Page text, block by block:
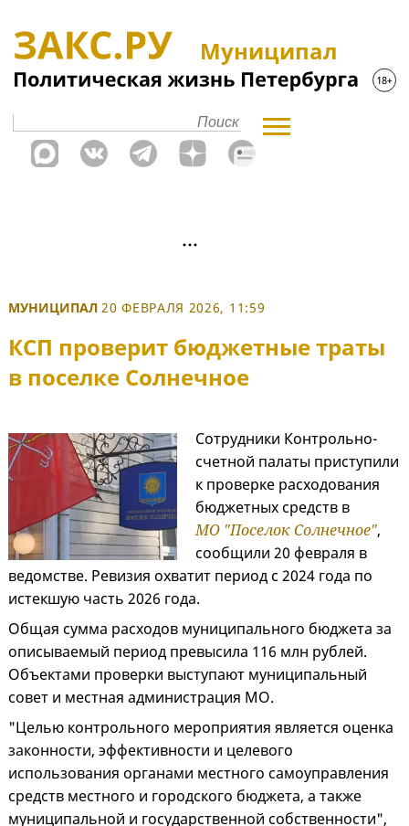
Муниципал
МУНИЦИПАЛ 20 ФЕВРАЛЯ 2026, 11:59
КСП проверит бюджетные траты
в поселке Солнечное
Сотрудники Контрольно-
счетной палаты приступили
к проверке расходования
бюджетных средств в
МО "Поселок Солнечное",
сообщили 20 февраля в
ведомстве. Ревизия охватит период с 2024 года по
истекшую часть 2026 года.
Общая сумма расходов муниципального бюджета за
описываемый период превысила 116 млн рублей.
Объектами проверки выступают муниципальный
совет и местная администрация МО.
"Целью контрольного мероприятия является оценка
законности, эффективности и целевого
использования органами местного самоуправления
средств местного и городского бюджета, а также
муниципальной и государственной собственности",